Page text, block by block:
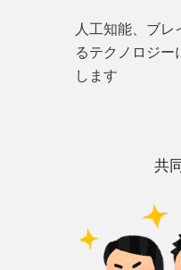
人工知能、ブ
るテクノロジー
します
共